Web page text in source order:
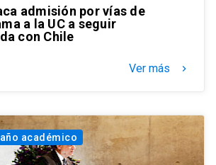
admisión por vías de
a la UC a seguir
con Chile
Ver más keyboard_arrow_right
académico